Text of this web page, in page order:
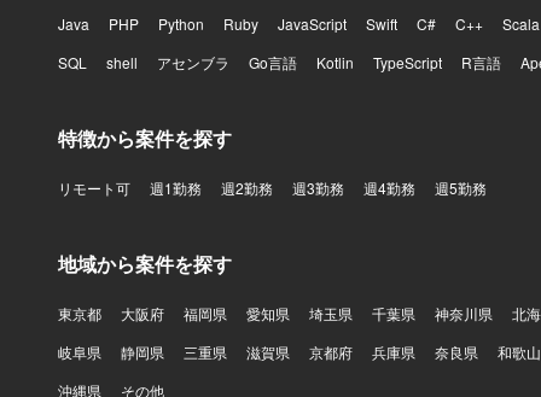
Java PHP Python Ruby JavaScript Swift C# C++
Scala
SQL
shell アセンブラ Go言語 Kotlin TypeScript R言語
特徴から案件を探す
リモート可 週1勤務 週2勤務 週3勤務 週4勤務 週5勤務
地域から案件を探す
東京都 大阪府 福岡県 愛知県 埼玉県 千葉県 神奈川県
北
岐阜県
静岡県 三重県 滋賀県 京都府 兵庫県 奈良県
和歌
沖縄県
その他